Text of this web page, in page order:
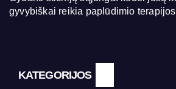
gyvybiškai reikia paplūdimio terapijos
KATEGORIJOS